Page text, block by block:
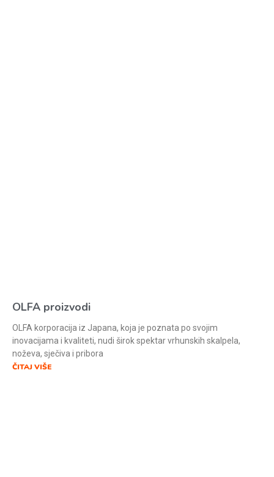
OLFA proizvodi
OLFA korporacija iz Japana, koja je poznata po svojim
inovacijama i kvaliteti, nudi širok spektar vrhunskih skalpela,
noževa, sječiva i pribora
ČITAJ VIŠE